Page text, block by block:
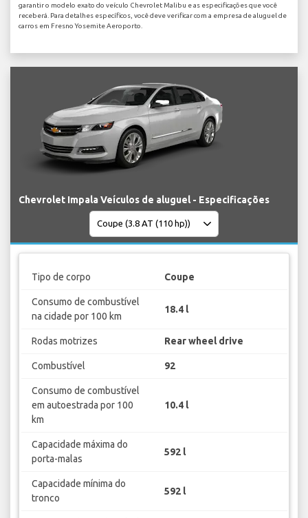
garantir o modelo exato do veículo Chevrolet Malibu e as especificações que você
receberá. Para detalhes específicos, você deve verificar com a empresa de aluguel de
carros em Fresno Yosemite Aeroporto.
Chevrolet Impala Veículos de aluguel - Especificações
Tipo de corpo Coupe
Consumo de combustível
na cidade por 100 km
18.4 l
Rodas motrizes Rear wheel drive
Combustível 92
Consumo de combustível
em autoestrada por 100
km
10.4 l
Capacidade máxima do
porta-malas
592 l
Capacidade mínima do
tronco
592 l